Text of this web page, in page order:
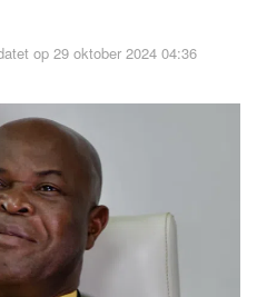
op 29 oktober 2024 04:36